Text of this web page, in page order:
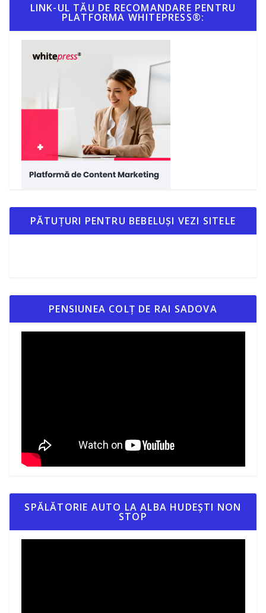
LINK-UL TĂU DE RECOMANDARE PENTRU
PLATFORMA WHITEPRESS®:
PĂTUȚURI PENTRU BEBELUȘI VEZI SITELE
PENSIUNEA COLȚ DE RAI SADOVA
SPĂLĂTORIE AUTO LA ALBA HUDEȘTI NON
STOP